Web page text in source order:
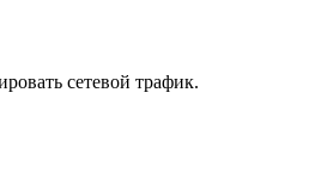
сетевой трафик.